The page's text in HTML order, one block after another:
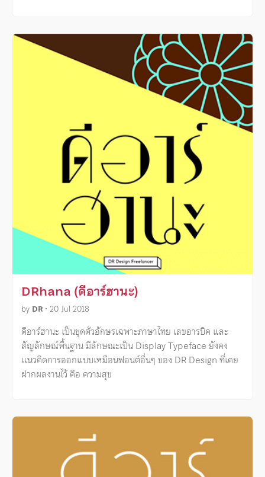
DRhana (ดีอาร์ฮานะ)
by DR • 20 Jul 2018
ดีอาร์ฮานะ เป็นชุดตัวอักษรเฉพาะภาษาไทย เลขอารบิค และ
สัญลักษณ์พื้นฐาน มีลักษณะเป็น Display Typeface ยังคง
แนวคิดการออกแบบเหมือนฟอนต์อื่นๆ ของ DR Design ที่เคย
ฝากผลงานไว้ คือ ความสุข